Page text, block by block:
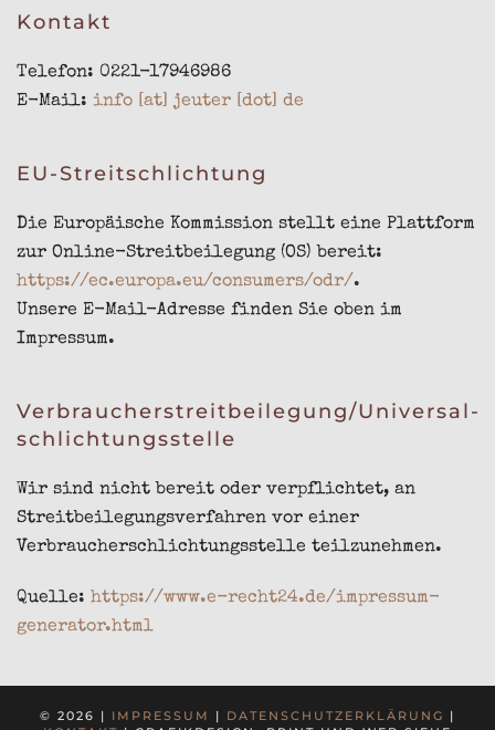
Kontakt
Telefon: 0221-17946986
E-Mail: info [at] jeuter [dot] de
EU-Streitschlichtung
Die Europäische Kommission stellt eine Plattform
zur Online-Streitbeilegung (OS) bereit:
https://ec.europa.eu/consumers/odr/.
Unsere E-Mail-Adresse finden Sie oben im
Impressum.
Verbraucher­streit­beilegung/Universal­
schlichtungs­stelle
Wir sind nicht bereit oder verpflichtet, an
Streitbeilegungsverfahren vor einer
Verbraucherschlichtungsstelle teilzunehmen.
Quelle: https://www.e-recht24.de/impressum-
generator.html
© 2026 | IMPRESSUM | DATENSCHUTZERKLÄRUNG |